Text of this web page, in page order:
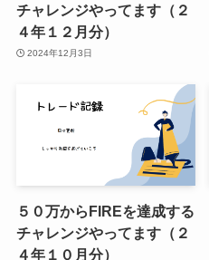
チャレンジやってます（２
４年１２月分）
2024年12月3日
５０万からFIREを達成する
チャレンジやってます（２
４年１０月分）